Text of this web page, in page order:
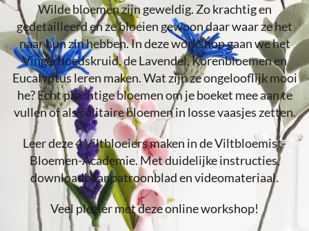
Wilde bloemen zijn geweldig. Zo krachtig en
gedetailleerd en ze bloeien gewoon daar waar ze het
naar hun zin hebben. In deze workshop gaan we het
Vingerhoedskruid, de Lavendel, Korenbloemen en
Eucalyptus leren maken. Wat zijn ze ongelooflijk mooi
he? Echt prachtige bloemen om je boeket mee aan te
vullen of als solitaire bloemen in losse vaasjes zetten.
Leer deze 4 Viltbloeiers maken in de Viltbloemist-
Bloemen-Academie. Met duidelijke instructies,
downloadbaar patroonblad en videomateriaal.
Veel plezier met deze online workshop!